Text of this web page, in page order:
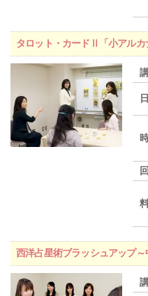
タロット・カードⅡ「小アル
西洋占星術ブラッシュアップ